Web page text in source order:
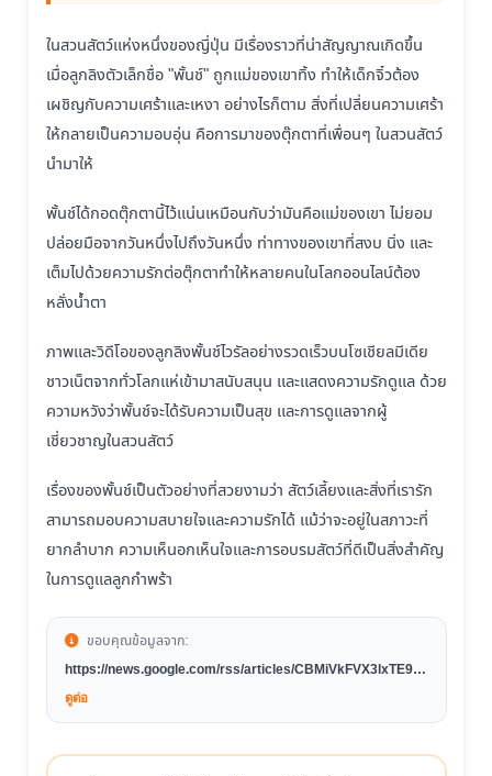
ในสวนสัตว์แห่งหนึ่งของญี่ปุ่น มีเรื่องราวที่น่าสัญญาณเกิดขึ้น
เมื่อลูกลิงตัวเล็กชื่อ "พั้นช์" ถูกแม่ของเขาทิ้ง ทำให้เด็กจิ๋วต้อง
เผชิญกับความเศร้าและเหงา อย่างไรก็ตาม สิ่งที่เปลี่ยนความเศร้า
ให้กลายเป็นความอบอุ่น คือการมาของตุ๊กตาที่เพื่อนๆ ในสวนสัตว์
นำมาให้
พั้นช์ได้กอดตุ๊กตานี้ไว้แน่นเหมือนกับว่ามันคือแม่ของเขา ไม่ยอม
ปล่อยมือจากวันหนึ่งไปถึงวันหนึ่ง ท่าทางของเขาที่สงบ นิ่ง และ
เต็มไปด้วยความรักต่อตุ๊กตาทำให้หลายคนในโลกออนไลน์ต้อง
หลั่งน้ำตา
ภาพและวิดีโอของลูกลิงพั้นช์ไวรัลอย่างรวดเร็วบนโซเชียลมีเดีย
ชาวเน็ตจากทั่วโลกแห่เข้ามาสนับสนุน และแสดงความรักดูแล ด้วย
ความหวังว่าพั้นช์จะได้รับความเป็นสุข และการดูแลจากผู้
เชี่ยวชาญในสวนสัตว์
เรื่องของพั้นช์เป็นตัวอย่างที่สวยงามว่า สัตว์เลี้ยงและสิ่งที่เรารัก
สามารถมอบความสบายใจและความรักได้ แม้ว่าจะอยู่ในสภาวะที่
ยากลำบาก ความเห็นอกเห็นใจและการอบรมสัตว์ที่ดีเป็นสิ่งสำคัญ
ในการดูแลลูกกำพร้า
ขอบคุณข้อมูลจาก:
https://news.google.com/rss/articles/CBMiVkFVX3lxTE9w
d0kyeURYS3M5eXJUREJoUHF4VGk1aGc4UndyUEpPb0
ดูต่อ